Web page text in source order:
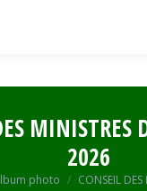
MINISTRES
2026
: photo CONSEIL